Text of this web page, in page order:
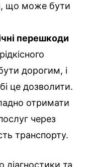
що може бути
перешкоди
дорогим, і
це дозволити.
отримати
через
транспорту.
та